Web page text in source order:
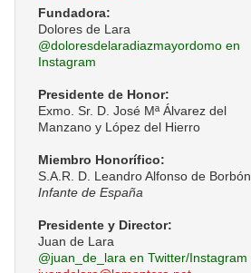
Fundadora:
Dolores de Lara
@doloresdelaradiazmayordomo en
Instagram
Presidente de Honor:
Exmo. Sr. D. José Mª Álvarez del
Manzano y López del Hierro
Miembro Honorífico:
S.A.R. D. Leandro Alfonso de Borbón,
Infante de España
Presidente y Director:
Juan de Lara
@juan_de_lara en Twitter/Instagram